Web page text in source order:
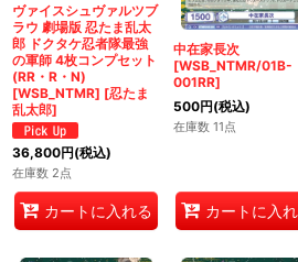
ヴァイスシュヴァルツブ
ラウ 劇場版 忍たま乱太
郎 ドクタケ忍者隊最強
の軍師 4枚コンプセット
(RR・R・N)
[WSB_NTMR] [忍たま
乱太郎]
36,800円(税込)
在庫数 2点
カートに入れる
中在家長次
[WSB_NTMR/01B-
001RR]
500円(税込)
在庫数 11点
カートに入